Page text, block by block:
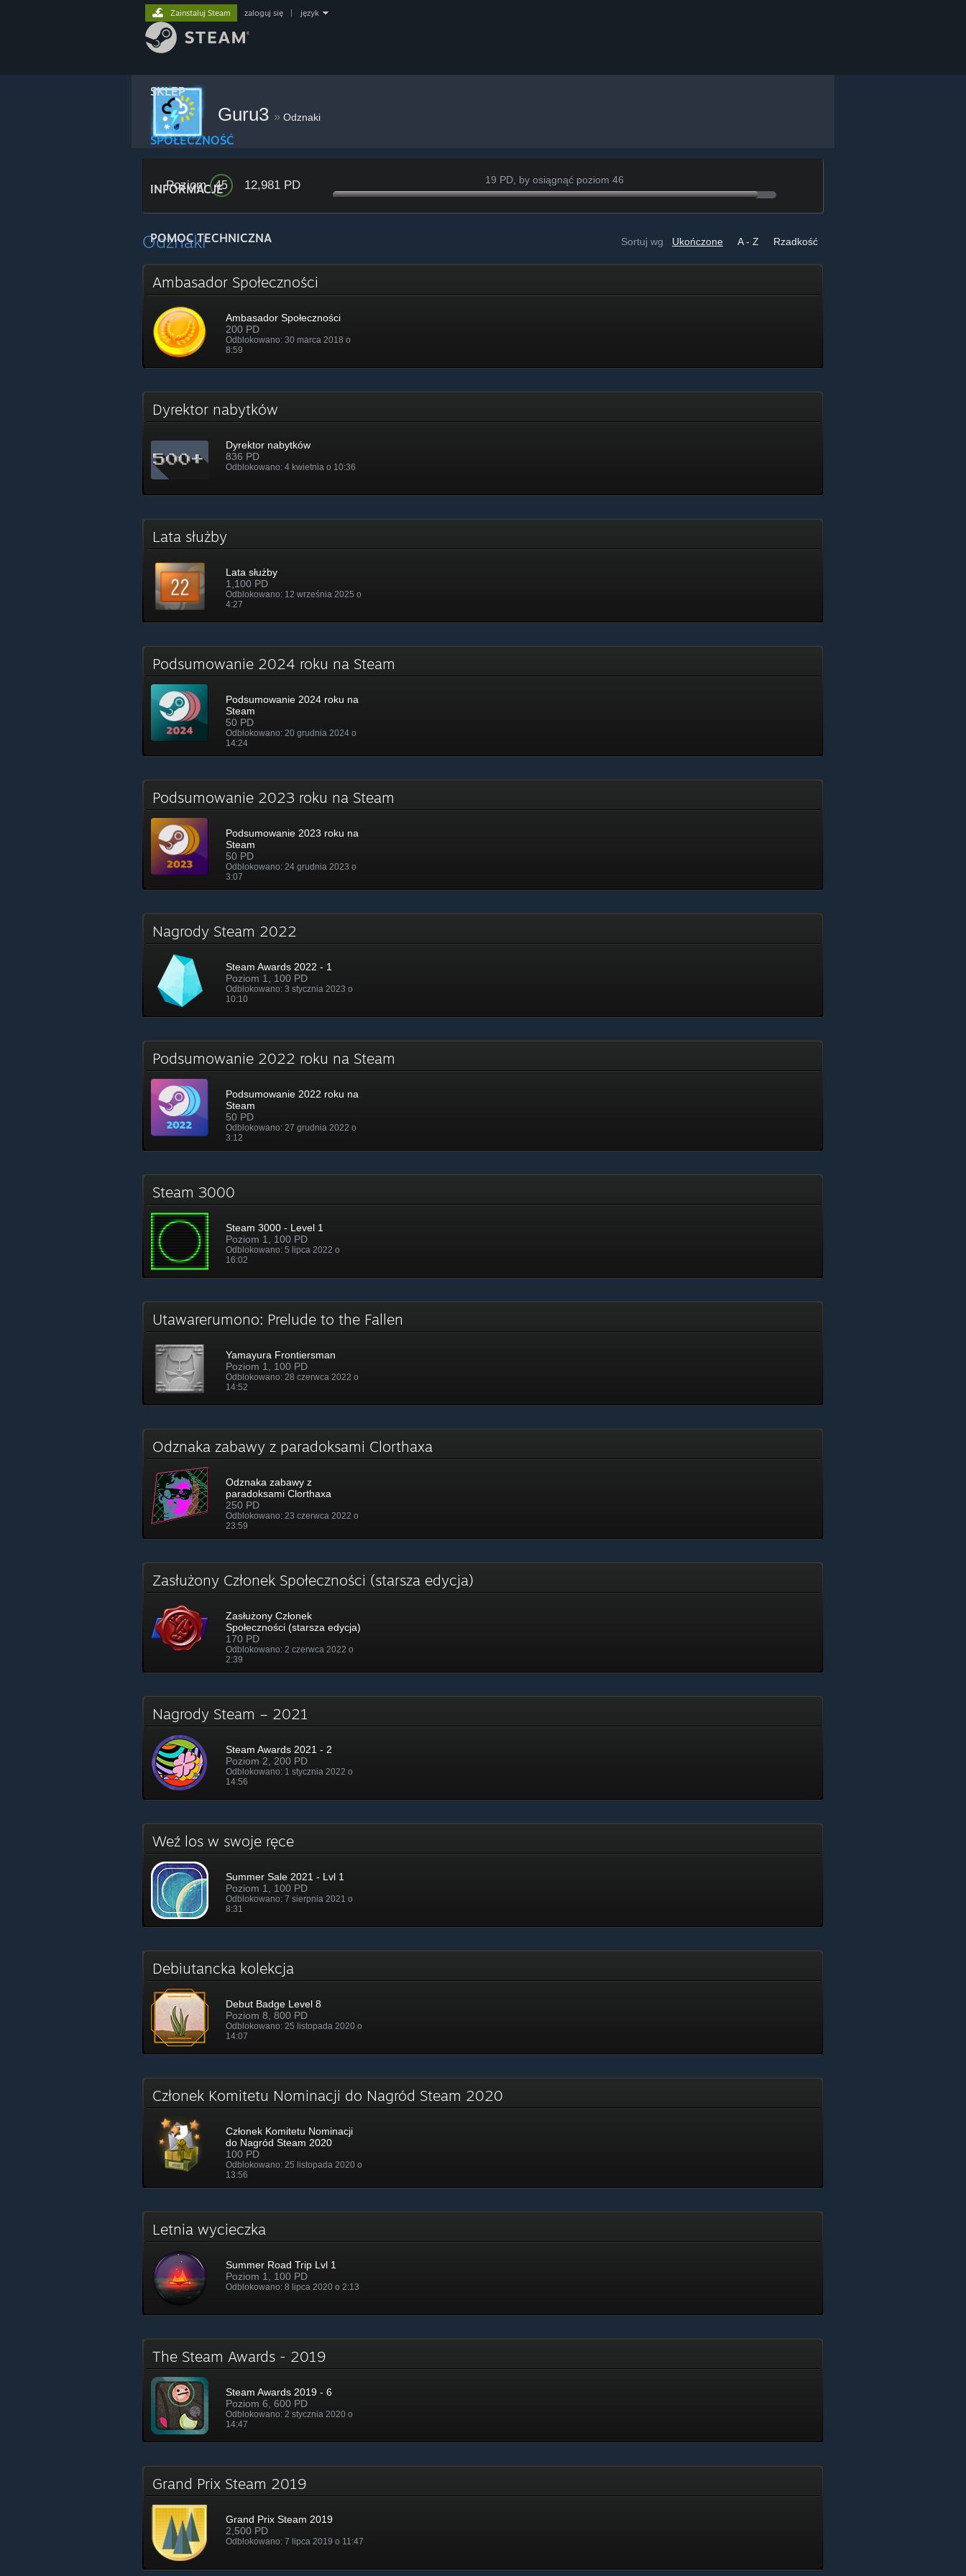
SKLEP
SPOŁECZNOŚĆ
INFORMACJE
POMOC TECHNICZNA
Zainstaluj Steam zaloguj się język
Guru3 » Odznaki
Poziom 45 12,981 PD 19 PD, by osiągnąć poziom 46
Sortuj wg Ukończone A - Z Rzadkość
Odznaki
Ambasador Społeczności
Ambasador Społeczności
200 PD
Odblokowano: 30 marca 2018 o
8:59
Dyrektor nabytków
Dyrektor nabytków
836 PD
Odblokowano: 4 kwietnia o 10:36
Lata służby
Lata służby
1,100 PD
Odblokowano: 12 września 2025 o
4:27
Podsumowanie 2024 roku na Steam
Podsumowanie 2024 roku na
Steam
50 PD
Odblokowano: 20 grudnia 2024 o
14:24
Podsumowanie 2023 roku na Steam
Podsumowanie 2023 roku na
Steam
50 PD
Odblokowano: 24 grudnia 2023 o
3:07
Nagrody Steam 2022
Steam Awards 2022 - 1
Poziom 1, 100 PD
Odblokowano: 3 stycznia 2023 o
10:10
Podsumowanie 2022 roku na Steam
Podsumowanie 2022 roku na
Steam
50 PD
Odblokowano: 27 grudnia 2022 o
3:12
Steam 3000
Steam 3000 - Level 1
Poziom 1, 100 PD
Odblokowano: 5 lipca 2022 o
16:02
Utawarerumono: Prelude to the Fallen
Yamayura Frontiersman
Poziom 1, 100 PD
Odblokowano: 28 czerwca 2022 o
14:52
Odznaka zabawy z paradoksami Clorthaxa
Odznaka zabawy z
paradoksami Clorthaxa
250 PD
Odblokowano: 23 czerwca 2022 o
23:59
Zasłużony Członek Społeczności (starsza edycja)
Zasłużony Członek
Społeczności (starsza edycja)
170 PD
Odblokowano: 2 czerwca 2022 o
2:39
Nagrody Steam – 2021
Steam Awards 2021 - 2
Poziom 2, 200 PD
Odblokowano: 1 stycznia 2022 o
14:56
Weź los w swoje ręce
Summer Sale 2021 - Lvl 1
Poziom 1, 100 PD
Odblokowano: 7 sierpnia 2021 o
8:31
Debiutancka kolekcja
Debut Badge Level 8
Poziom 8, 800 PD
Odblokowano: 25 listopada 2020 o
14:07
Członek Komitetu Nominacji do Nagród Steam 2020
Członek Komitetu Nominacji
do Nagród Steam 2020
100 PD
Odblokowano: 25 listopada 2020 o
13:56
Letnia wycieczka
Summer Road Trip Lvl 1
Poziom 1, 100 PD
Odblokowano: 8 lipca 2020 o 2:13
The Steam Awards - 2019
Steam Awards 2019 - 6
Poziom 6, 600 PD
Odblokowano: 2 stycznia 2020 o
14:47
Grand Prix Steam 2019
Grand Prix Steam 2019
2,500 PD
Odblokowano: 7 lipca 2019 o 11:47